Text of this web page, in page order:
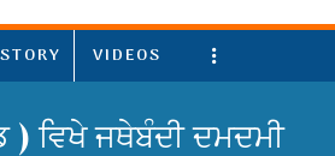
VIDEOS More
ਵਿਖੇ ਜਥੇਬੰਦੀ ਦਮਦਮੀ